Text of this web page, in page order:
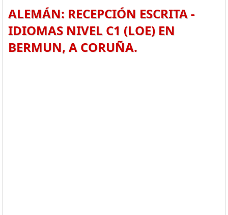
ALEMÁN: RECEPCIÓN ESCRITA -
IDIOMAS NIVEL C1 (LOE) EN
BERMUN, A CORUÑA.